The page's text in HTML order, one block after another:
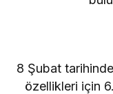
8 Şubat
özellikleri için